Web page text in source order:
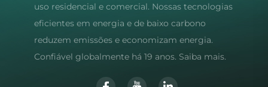
uso residencial e comercial. Nossas tecnologias
eficientes em energia e de baixo carbono
reduzem emissões e economizam energia.
Confiável globalmente há 19 anos. Saiba mais.